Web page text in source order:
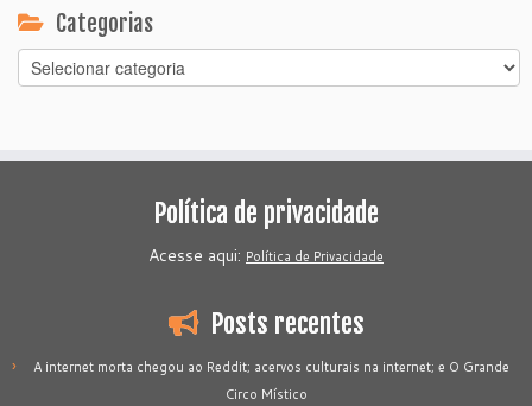
Categorias
Categorias
Política de privacidade
Acesse aqui: Política de Privacidade
Posts recentes
A internet morta chegou ao Reddit; acervos culturais na internet; e O Grande
Circo Místico